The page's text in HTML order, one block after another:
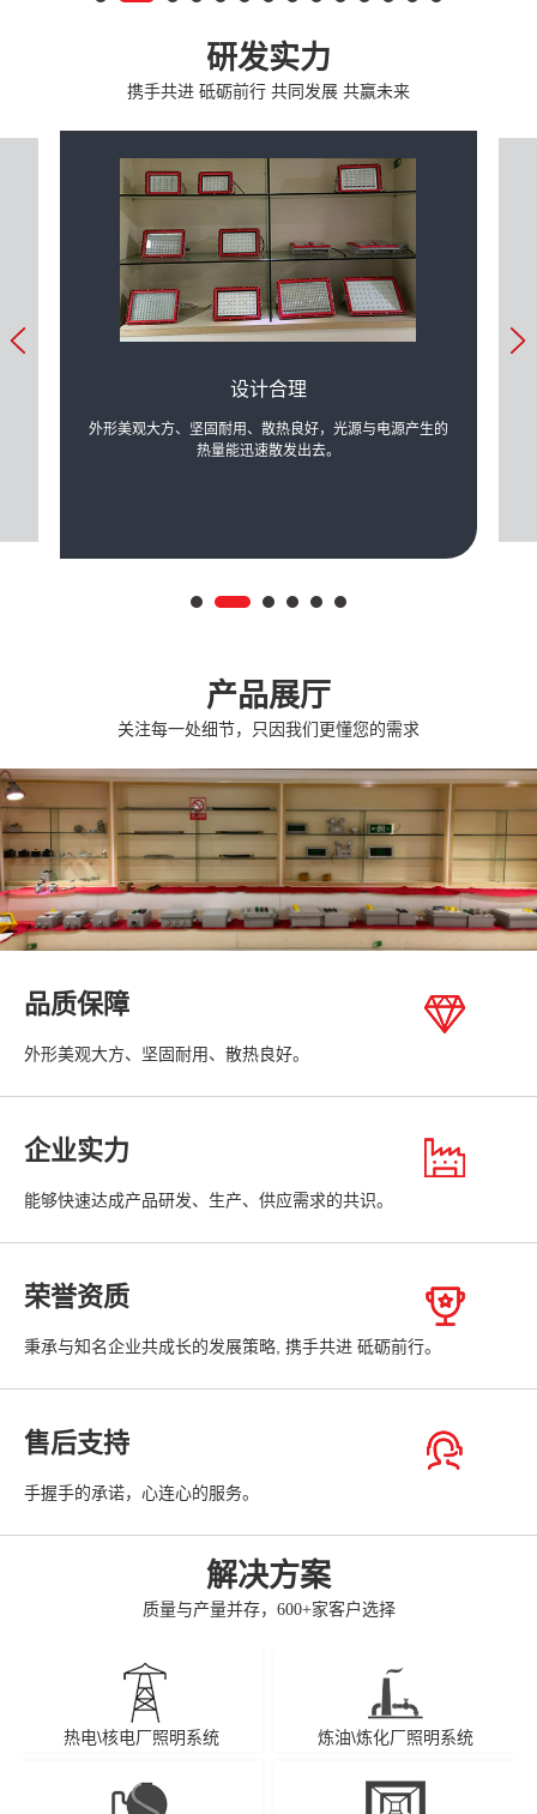
研发实力
携手共进 砥砺前行 共同发展 共赢未来
设计合理
外形美观大方、坚固耐用、散热良好，光源与电源产生的
热量能迅速散发出去。
产品展厅
关注每一处细节，只因我们更懂您的需求
品质保障
外形美观大方、坚固耐用、散热良好。
企业实力
能够快速达成产品研发、生产、供应需求的共识。
荣誉资质
秉承与知名企业共成长的发展策略, 携手共进 砥砺前行。
售后支持
手握手的承诺，心连心的服务。
解决方案
质量与产量并存，600+家客户选择
热电\核电厂照明系统 炼油\炼化厂照明系统